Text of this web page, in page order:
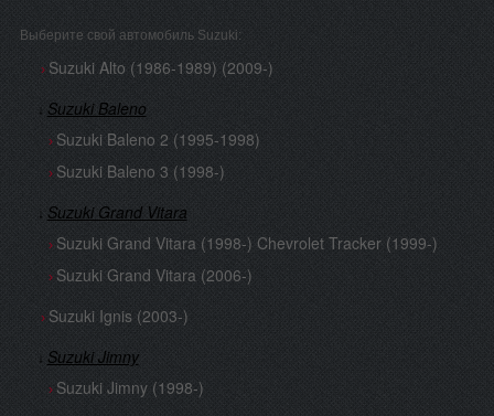
Выберите свой автомобиль Suzuki:
› Suzuki Alto (1986-1989) (2009-)
↓ Suzuki Baleno
› Suzuki Baleno 2 (1995-1998)
› Suzuki Baleno 3 (1998-)
↓ Suzuki Grand Vitara
› Suzuki Grand Vitara (1998-) Chevrolet Tracker (1999-)
› Suzuki Grand Vitara (2006-)
› Suzuki Ignis (2003-)
↓ Suzuki Jimny
› Suzuki Jimny (1998-)